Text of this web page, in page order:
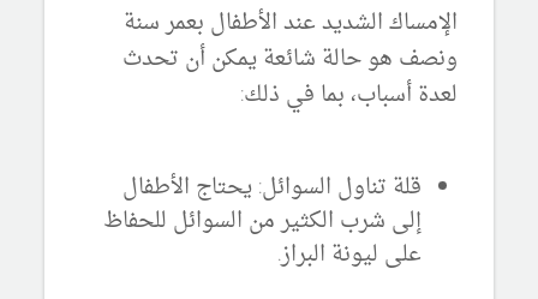
الإمساك الشديد عند الأطفال بعمر سنة
ونصف هو حالة شائعة يمكن أن تحدث
لعدة أسباب، بما في ذلك:
قلة تناول السوائل:يحتاج الأطفال
إلى شرب الكثير من السوائل للحفاظ
على ليونة البراز.